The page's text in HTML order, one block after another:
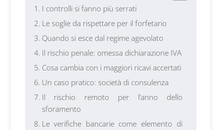
I controlli si fanno più serrati
Le soglie da rispettare per il forfetario
Quando si esce dal regime agevolato
Il rischio penale: omessa dichiarazione IVA
Cosa cambia con i maggiori ricavi accertati
Un caso pratico: società di consulenza
Il rischio remoto per l’anno dello
sforamento
Le verifiche bancarie come elemento di